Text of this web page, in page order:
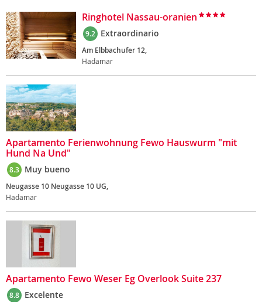
Ringhotel Nassau-oranien
9.2 Extraordinario
Am Elbbachufer 12,
Hadamar
Apartamento Ferienwohnung Fewo Hauswurm "mit
Hund Na Und"
8.3 Muy bueno
Neugasse 10 Neugasse 10 UG,
Hadamar
Apartamento Fewo Weser Eg Overlook Suite 237
8.8 Excelente